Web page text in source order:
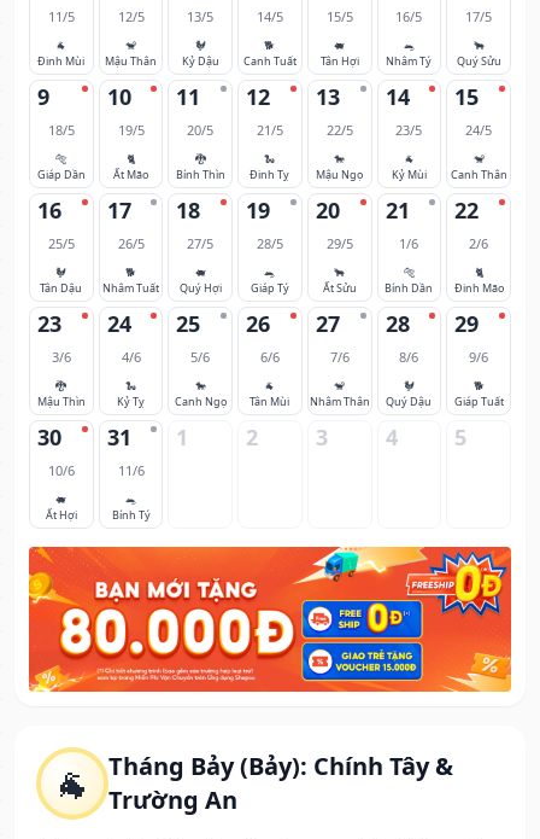
🐐
Tháng Bảy (Bảy): Chính Tây &
Trường An
11/5
🐐
Đinh Mùi
12/5
🐒
Mậu Thân
13/5
🐓
Kỷ Dậu
14/5
🐕
Canh Tuất
15/5
🐖
Tân Hợi
16/5
🐀
Nhâm Tý
17/5
🐂
Quý Sửu
9
18/5
🐅
Giáp Dần
10
19/5
🐈
Ất Mão
11
20/5
🐉
Bính Thìn
12
21/5
🐍
Đinh Tỵ
13
22/5
🐎
Mậu Ngọ
14
23/5
🐐
Kỷ Mùi
15
24/5
🐒
Canh Thân
16
25/5
🐓
Tân Dậu
17
26/5
🐕
Nhâm Tuất
18
27/5
🐖
Quý Hợi
19
28/5
🐀
Giáp Tý
20
29/5
🐂
Ất Sửu
21
1/6
🐅
Bính Dần
22
2/6
🐈
Đinh Mão
23
3/6
🐉
Mậu Thìn
24
4/6
🐍
Kỷ Tỵ
25
5/6
🐎
Canh Ngọ
26
6/6
🐐
Tân Mùi
27
7/6
🐒
Nhâm Thân
28
8/6
🐓
Quý Dậu
29
9/6
🐕
Giáp Tuất
30
10/6
🐖
Ất Hợi
31
11/6
🐀
Bính Tý
1 2 3 4 5